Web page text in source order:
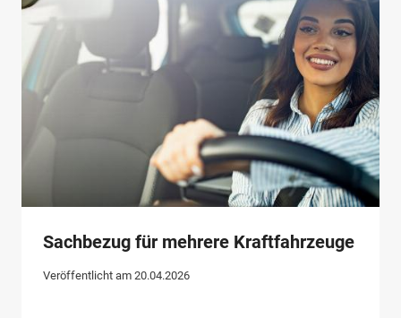
Sachbezug für mehrere Kraftfahrzeuge
Veröffentlicht am 20.04.2026